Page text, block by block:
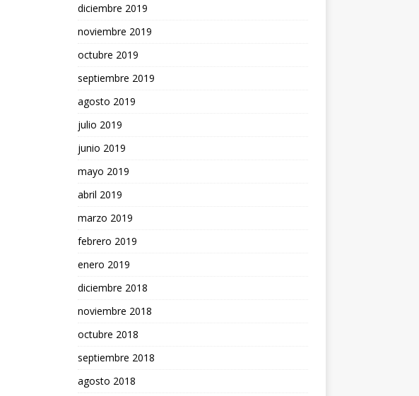
diciembre 2019
noviembre 2019
octubre 2019
septiembre 2019
agosto 2019
julio 2019
junio 2019
mayo 2019
abril 2019
marzo 2019
febrero 2019
enero 2019
diciembre 2018
noviembre 2018
octubre 2018
septiembre 2018
agosto 2018